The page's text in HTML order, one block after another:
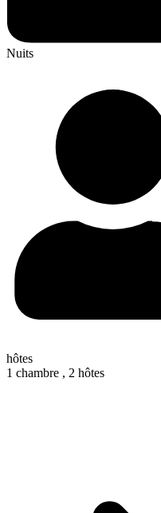
Nuits
hôtes
1 chambre , 2 hôtes